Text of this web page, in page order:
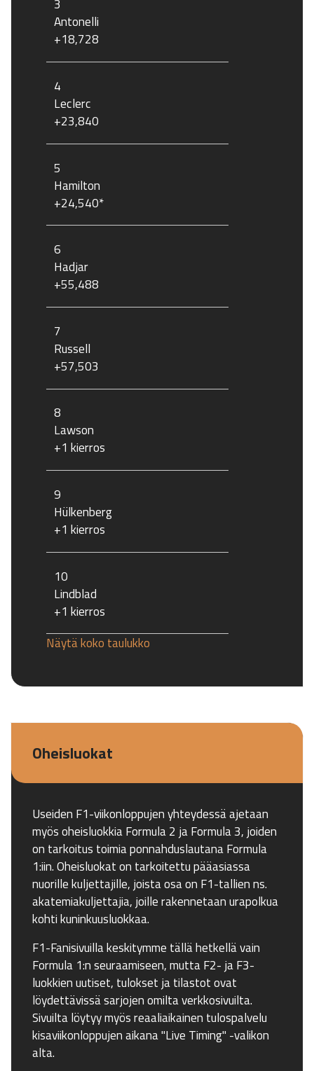
3
Antonelli
+18,728
4
Leclerc
+23,840
5
Hamilton
+24,540*
6
Hadjar
+55,488
7
Russell
+57,503
8
Lawson
+1 kierros
9
Hülkenberg
+1 kierros
10
Lindblad
+1 kierros
Näytä koko taulukko
Oheisluokat
Useiden F1-viikonloppujen yhteydessä ajetaan
myös oheisluokkia Formula 2 ja Formula 3, joiden
on tarkoitus toimia ponnahduslautana Formula
1:iin. Oheisluokat on tarkoitettu pääasiassa
nuorille kuljettajille, joista osa on F1-tallien ns.
akatemiakuljettajia, joille rakennetaan urapolkua
kohti kuninkuusluokkaa.
F1-Fanisivuilla keskitymme tällä hetkellä vain
Formula 1:n seuraamiseen, mutta F2- ja F3-
luokkien uutiset, tulokset ja tilastot ovat
löydettävissä sarjojen omilta verkkosivuilta.
Sivuilta löytyy myös reaaliaikainen tulospalvelu
kisaviikonloppujen aikana "Live Timing" -valikon
alta.